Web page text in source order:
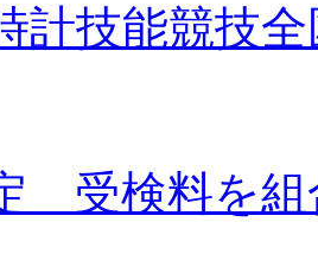
計技能競技
受検料を組